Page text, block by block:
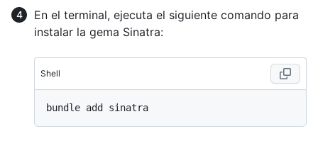
En el terminal, ejecuta el siguiente comando para
instalar la gema Sinatra:
Shell